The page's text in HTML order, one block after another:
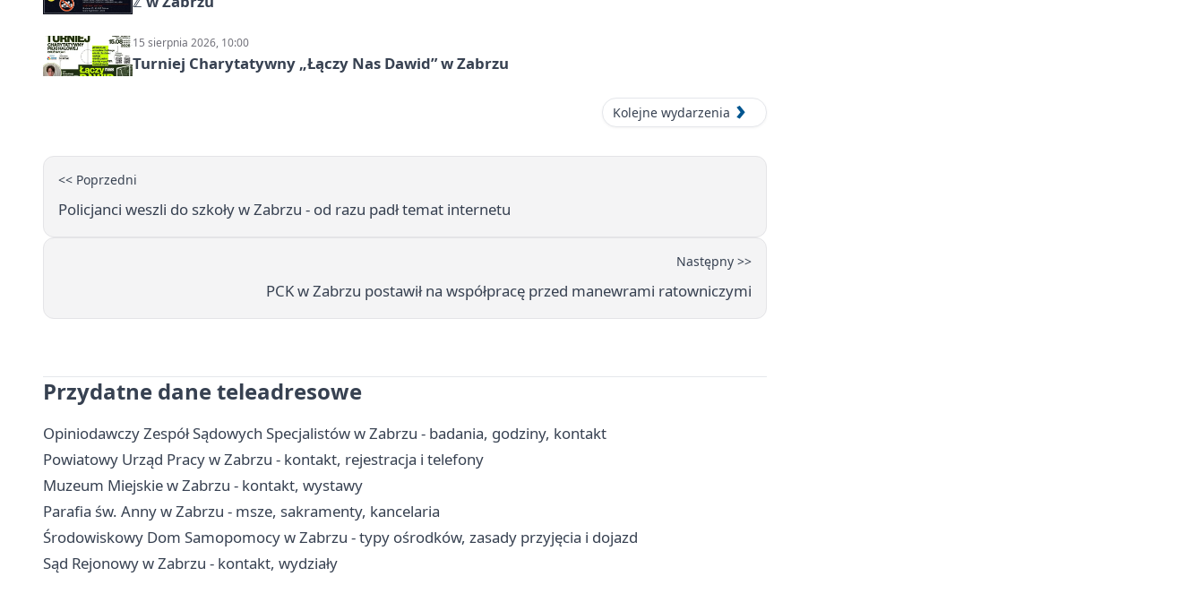
15 sierpnia 2026, 10:00
Turniej Charytatywny „Łączy Nas Dawid” w Zabrzu
Kolejne wydarzenia
<< Poprzedni
Policjanci weszli do szkoły w Zabrzu - od razu padł temat internetu
Następny >>
PCK w Zabrzu postawił na współpracę przed manewrami ratowniczymi
Przydatne dane teleadresowe
Opiniodawczy Zespół Sądowych Specjalistów w Zabrzu - badania, godziny, kontakt
Powiatowy Urząd Pracy w Zabrzu - kontakt, rejestracja i telefony
Muzeum Miejskie w Zabrzu - kontakt, wystawy
Parafia św. Anny w Zabrzu - msze, sakramenty, kancelaria
Środowiskowy Dom Samopomocy w Zabrzu - typy ośrodków, zasady przyjęcia i dojazd
Sąd Rejonowy w Zabrzu - kontakt, wydziały